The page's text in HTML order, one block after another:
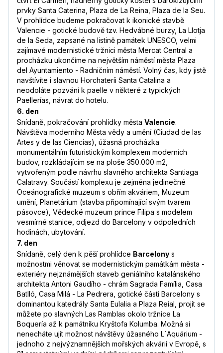
prvky Santa Caterina, Plaza de La Reina, Plaza de la Seu.
V prohlídce budeme pokračovat k ikonické stavbě
Valencie - gotické budově tzv. Hedvábné burzy, La Llotja
de la Seda, zapsané na listině památek UNESCO, velmi
zajímavé modernistické tržnici města Mercat Central a
procházku ukončíme na největším náměstí města Plaza
del Ayuntamiento - Radničním náměstí. Volný čas, kdy jistě
navštívíte i slavnou Horchateríi Santa Catalina a
neodoláte pozvání k paelle v některé z typických
Paellerías, návrat do hotelu.
6. den
Snídaně, pokračování prohlídky města Valencie.
Návštěva moderního Města vědy a umění (Ciudad de las
Artes y de las Ciencias), úžasná procházka
monumentálním futuristickým komplexem moderních
budov, rozkládajícím se na ploše 350.000 m2,
vytvořeným podle návrhu slavného architekta Santiaga
Calatravy. Součástí komplexu je zejména jedinečné
Oceánografické muzeum s obřím akváriem, Muzeum
umění, Planetárium (stavba připomínající svým tvarem
pásovce), Vědecké muzeum prince Filipa s modelem
vesmírné stanice, odjezd do Barcelony v odpoledních
hodinách, ubytování.
7. den
Snídaně, celý den k pěší prohlídce Barcelony s
možnostmi věnovat se modernistickým památkám města -
exteriéry nejznámějších staveb geniálního katalánského
architekta Antoni Gaudího - chrám Sagrada Família, Casa
Batlló, Casa Milá - La Pedrera, gotické části Barcelony s
dominantou katedrály Santa Eulalia a Plaza Reial, projít se
můžete po slavných Las Ramblas okolo tržnice La
Boquería až k památníku Kryštofa Kolumba. Možná si
nenecháte ujít možnost návštěvy úžasného L´Aquárium -
jednoho z nejvýznamnějších mořských akvárií v Evropě, s